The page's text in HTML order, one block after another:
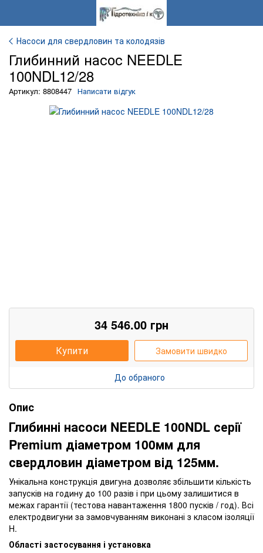
Насоси для свердловин та колодязів
Глибинний насос NEEDLE
100NDL12/28
Артикул: 8808447 Написати відгук
34 546.00 грн
Купити Замовити швидко
До обраного
Опис
Глибинні насоси NEEDLE 100NDL серії
Premium діаметром 100мм для
свердловин діаметром від 125мм.
Унікальна конструкція двигуна дозволяє збільшити кількість
запусків на годину до 100 разів і при цьому залишитися в
межах гарантії (тестова навантаження 1800 пусків / год). Всі
електродвигуни за замовчуванням виконані з класом ізоляції
H.
Області застосування і установка